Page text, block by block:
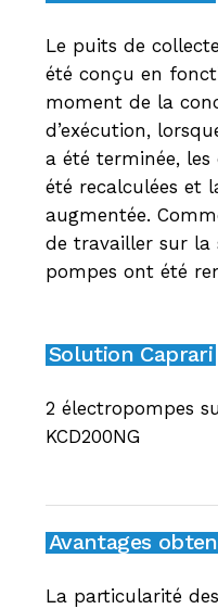
Le puits de
été conçu en
moment de la
d’exécution,
a été terminée,
été recalculées et
augmentée.
de travailler sur la
pompes ont été
Solution Caprari
2 électropompes
KCD200NG
Avantages
La particularité